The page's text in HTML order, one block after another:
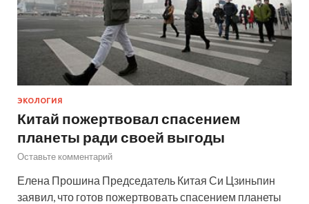
ЭКОЛОГИЯ
Китай пожертвовал спасением
планеты ради своей выгоды
Оставьте комментарий
Елена Прошина Председатель Китая Си Цзиньпин
заявил, что готов пожертвовать спасением планеты